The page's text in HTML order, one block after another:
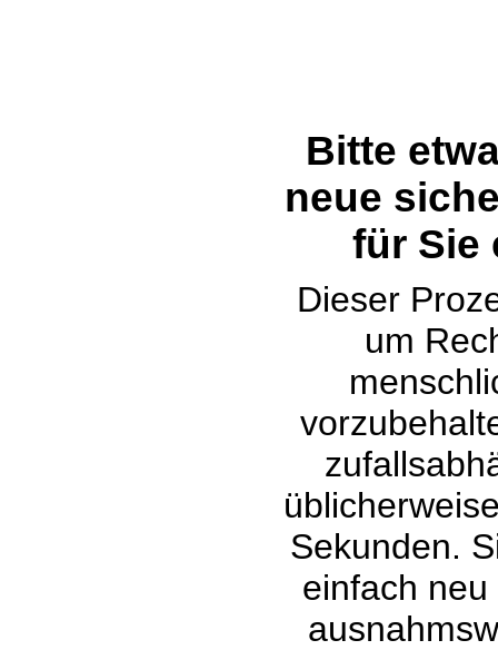
Bitte
neue
für Sie
Dieser
um
Sekunden.
einfach